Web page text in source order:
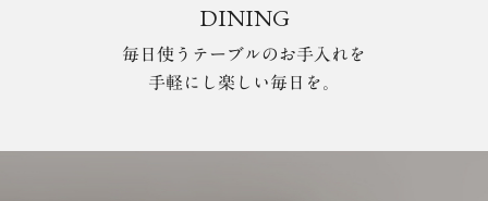
DINING
毎日使うテーブルのお手入れを
手軽にし楽しい毎日を。